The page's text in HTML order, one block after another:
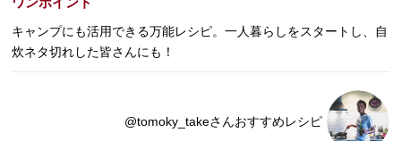
キャンプにも活用できる万能レシピ。一人暮らしをスタートし、自
炊ネタ切れした皆さんにも！
@tomoky_takeさんおすすめレシピ